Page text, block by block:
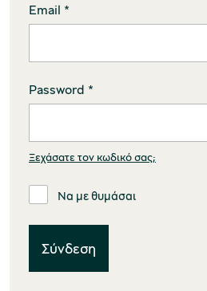
Email *
Password *
Ξεχάσατε τον κωδικό σας;
Να με θυμάσαι